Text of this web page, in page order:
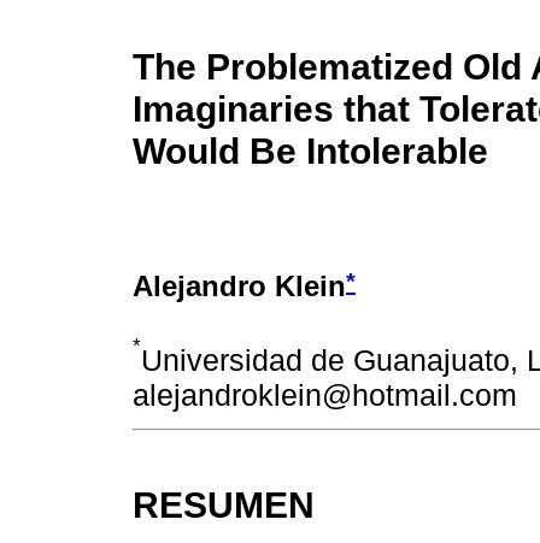
The Problematized Old
Imaginaries that
Would Be Intolerable
Alejandro Klein*
*Universidad de Guanajuato,
alejandroklein@hotmail.com
RESUMEN